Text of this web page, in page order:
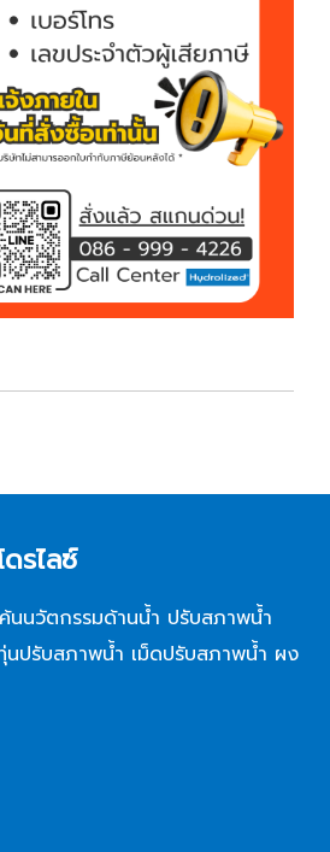
รไลซ์
นวัตกรรมด้านน้ำ ปรับสภาพน้ำ
ทุ่นปรับสภาพน้ำ เม็ดปรับสภาพน้ำ ผง